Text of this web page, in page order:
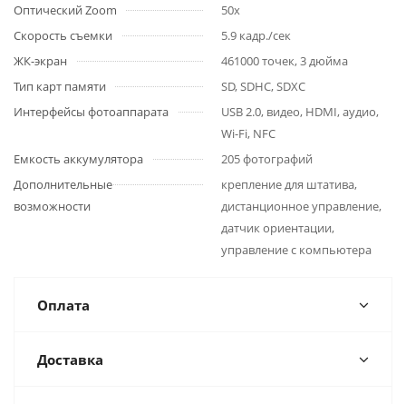
Оптический Zoom
50x
Скорость съемки
5.9 кадр./сек
ЖК-экран
461000 точек, 3 дюйма
Тип карт памяти
SD, SDHC, SDXC
Интерфейсы фотоаппарата
USB 2.0, видео, HDMI, аудио,
Wi-Fi, NFC
Емкость аккумулятора
205 фотографий
Дополнительные
возможности
крепление для штатива,
дистанционное управление,
датчик ориентации,
управление с компьютера
Оплата
Доставка